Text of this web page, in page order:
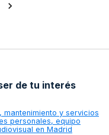
de tu interés
y servicios
personales, equipo
en Madrid